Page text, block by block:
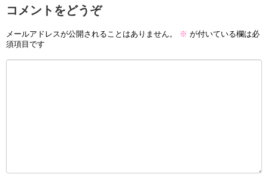
コメントをどうぞ
メールアドレスが公開されることはありません。 ※ が付いている欄は必
須項目です